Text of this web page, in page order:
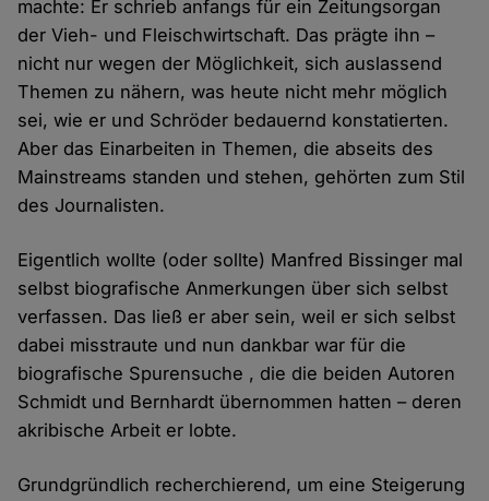
machte: Er schrieb anfangs für ein Zeitungsorgan
der Vieh- und Fleischwirtschaft. Das prägte ihn –
nicht nur wegen der Möglichkeit, sich auslassend
Themen zu nähern, was heute nicht mehr möglich
sei, wie er und Schröder bedauernd konstatierten.
Aber das Einarbeiten in Themen, die abseits des
Mainstreams standen und stehen, gehörten zum Stil
des Journalisten.
Eigentlich wollte (oder sollte) Manfred Bissinger mal
selbst biografische Anmerkungen über sich selbst
verfassen. Das ließ er aber sein, weil er sich selbst
dabei misstraute und nun dankbar war für die
biografische Spurensuche , die die beiden Autoren
Schmidt und Bernhardt übernommen hatten – deren
akribische Arbeit er lobte.
Grundgründlich recherchierend, um eine Steigerung